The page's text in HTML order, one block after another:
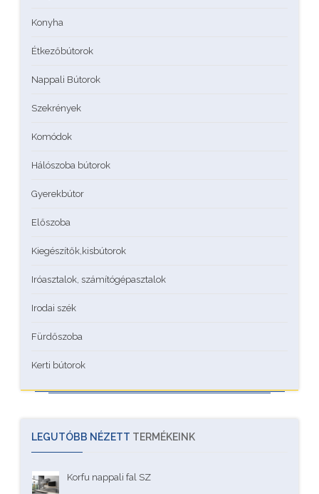
Konyha
Étkezőbútorok
Nappali Bútorok
Szekrények
Komódok
Hálószoba bútorok
Gyerekbútor
Előszoba
Kiegészítők,kisbútorok
Iróasztalok, számítógépasztalok
Irodai szék
Fürdőszoba
Kerti bútorok
LEGUTÓBB NÉZETT TERMÉKEINK
Korfu nappali fal SZ